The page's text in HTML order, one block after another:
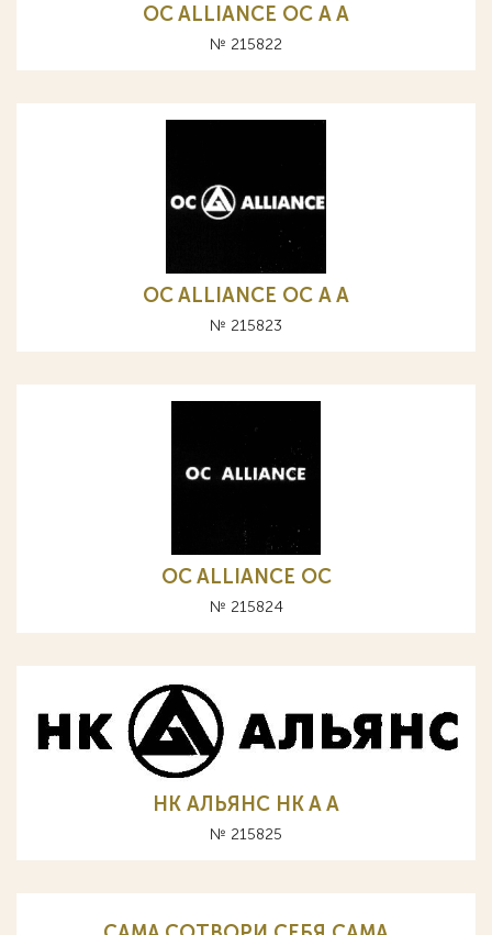
OC ALLIANCE ОС A А
№ 215822
OC ALLIANCE ОС A А
№ 215823
OC ALLIANCE ОС
№ 215824
НК АЛЬЯНС HK A А
№ 215825